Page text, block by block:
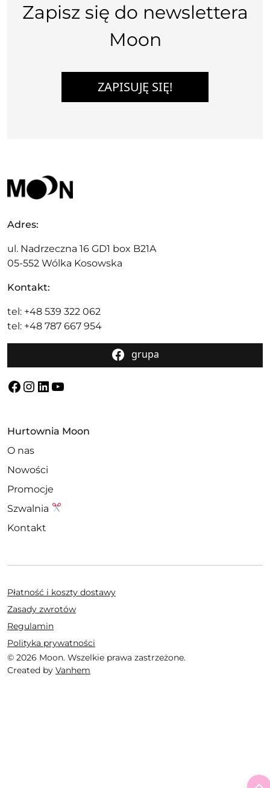
Zapisz się do newslettera
Moon
ZAPISUJĘ SIĘ!
Adres:
ul. Nadrzeczna 16 GD1 box B21A
05-552 Wólka Kosowska
Kontakt:
tel: +48 539 322 062
tel: +48 787 667 954
grupa
Facebook
Instagram
LinkedIn
YouTube
Hurtownia Moon
O nas
Nowości
Promocje
Szwalnia
Kontakt
© 2026 Moon. Wszelkie prawa zastrzeżone.
Created by Vanhem
Płatność i koszty dostawy
Zasady zwrotów
Regulamin
Polityka prywatności